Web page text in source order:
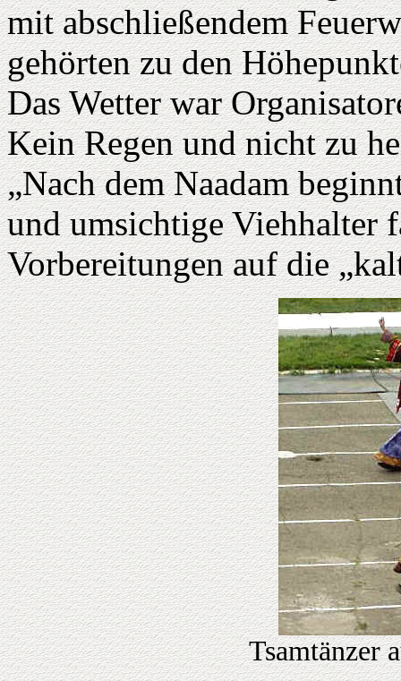
mit abschließendem
gehörten zu den
Das Wetter war
Kein Regen und nicht zu
„Nach dem Naadam
und umsichtige Viehhalter
Vorbereitungen auf die
Tsamtänzer